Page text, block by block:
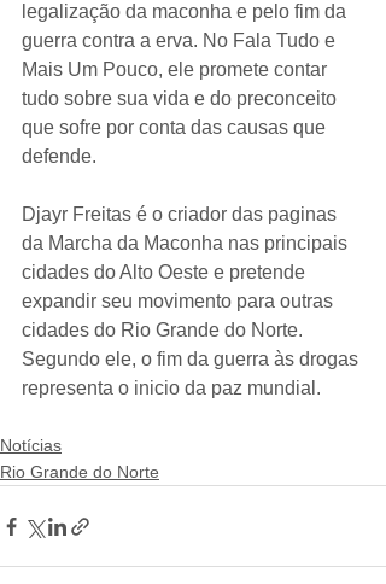
legalização da maconha e pelo fim da
guerra contra a erva. No Fala Tudo e
Mais Um Pouco, ele promete contar
tudo sobre sua vida e do preconceito
que sofre por conta das causas que
defende.
Djayr Freitas é o criador das paginas
da Marcha da Maconha nas principais
cidades do Alto Oeste e pretende
expandir seu movimento para outras
cidades do Rio Grande do Norte.
Segundo ele, o fim da guerra às drogas
representa o inicio da paz mundial.
Notícias
Rio Grande do Norte